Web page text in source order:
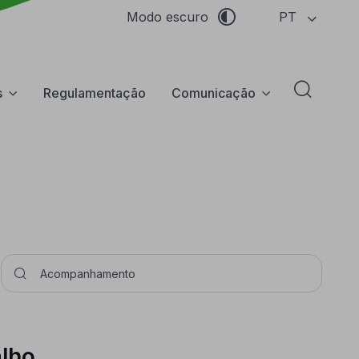
Modo escuro PT
Regulamentação Comunicação Abrir